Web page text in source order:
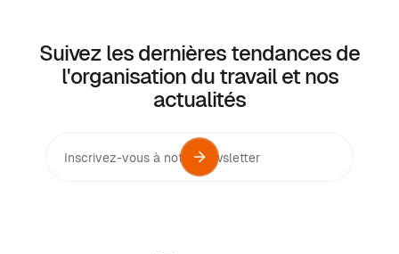
Suivez les dernières tendances de
l'organisation du travail et nos
actualités